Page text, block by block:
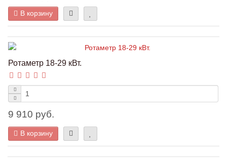
В корзину
Ротаметр 18-29 кВт.
9 910 руб.
В корзину